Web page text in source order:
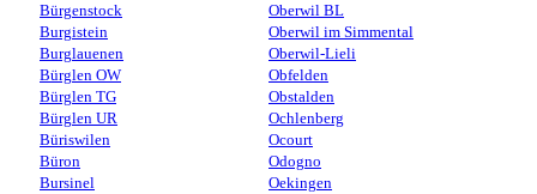
Bürgenstock
Burgistein
Burglauenen
Bürglen OW
Bürglen TG
Bürglen UR
Büriswilen
Büron
Bursinel
Oberwil BL
Oberwil im Simmental
Oberwil-Lieli
Obfelden
Obstalden
Ochlenberg
Ocourt
Odogno
Oekingen